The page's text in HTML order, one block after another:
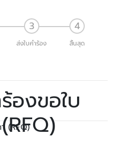
ส่งใบคำร้อง สิ้นสุด
องขอใบ
(RFQ)